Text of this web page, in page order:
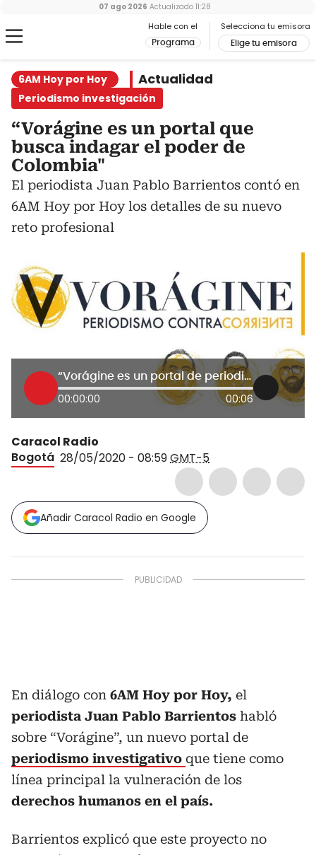
Hable con el
Programa
Selecciona tu emisora
Elige tu emisora
07 ago 2026 Actualizado 11:28
6AM Hoy por Hoy Actualidad
Periodismo investigación
“Vorágine es un portal que
busca indagar el poder de
Colombia"
El periodista Juan Pablo Barrientos contó en
6AM Hoy por Hoy los detalles de su nuevo
reto profesional
“Vorágine es un portal de periodismo de investigación, que busca indagar en el poder de Colombia": Barrientos
00:00:00 00:06
Caracol Radio
Bogotá 28/05/2020 - 08:59GMT-5
Añadir Caracol Radio en Google
En diálogo con 6AM Hoy por Hoy, el
periodista Juan Pablo Barrientos habló
sobre “Vorágine”, un nuevo portal de
periodismo investigativo que tiene como
línea principal la vulneración de los
derechos humanos en el país.
Barrientos explicó que este proyecto no